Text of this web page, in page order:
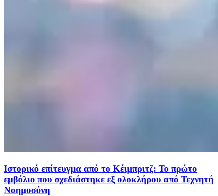
Ιστορικό επίτευγμα από το Κέιμπριτζ: Το πρώτο
εμβόλιο που σχεδιάστηκε εξ ολοκλήρου από Τεχνητή
Νοημοσύνη